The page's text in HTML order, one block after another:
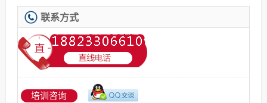
联系方式
培训咨询